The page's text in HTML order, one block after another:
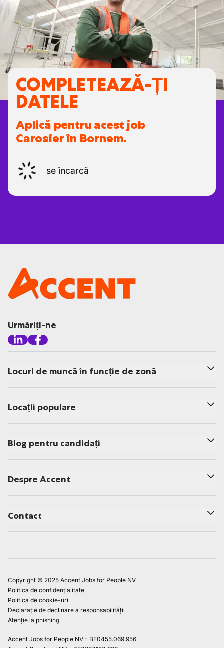
COMPLETEAZĂ-ȚI
DATELE
Aplică pentru acest job
Carosier în Bornem.
se încarcă
Urmăriți-ne
Locuri de muncă în funcție de zonă
Locații populare
Blog pentru candidați
Despre Accent
Contact
Copyright © 2025 Accent Jobs for People NV
Politica de confidențialitate
Politica de cookie-uri
Declarație de declinare a responsabilității
Atenție la phishing
Accent Jobs for People NV - BE0455.069.956